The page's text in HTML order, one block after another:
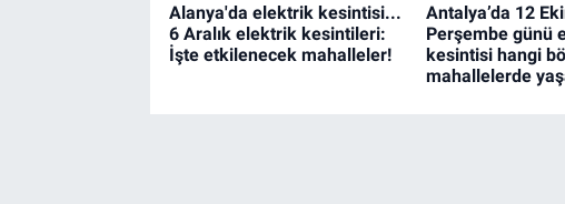
Alanya'da elektrik kesintisi...
6 Aralık elektrik kesintileri:
İşte etkilenecek mahalleler!
Antalya’da 12
Perşembe günü
kesintisi hangi
mahallelerde